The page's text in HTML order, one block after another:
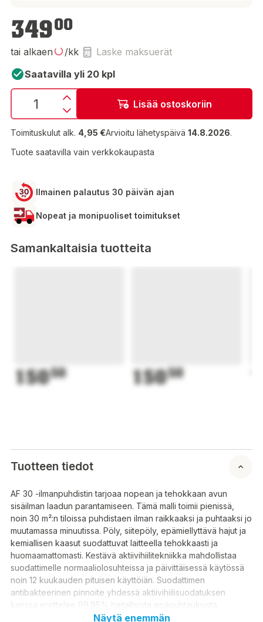
34900
tai alkaen /kk
Laske maksuerät
Saatavilla yli 20 kpl
Lisää ostoskoriin
Toimituskulut alk. 4,95 €Arvioitu lähetyspäivä 14.8.2026.
Tuote saatavilla vain verkkokaupasta
Ilmainen palautus 30 päivän ajan
Nopeat ja monipuoliset toimitukset
Samankaltaisia tuotteita
15050 15050
Tuotteen tiedot
AF 30 -ilmanpuhdistin tarjoaa nopean ja tehokkaan avun
sisäilman laadun parantamiseen. Tämä malli toimii pienissä,
noin 30 m²:n tiloissa puhdistaen ilman raikkaaksi ja puhtaaksi jo
muutamassa minuutissa. Pöly, siitepöly, epämiellyttävä hajut ja
kemiallisen kaasut suodattuvat laitteella tehokkaasti ja
huomaamattomasti. Kestävä aktiivihiilitekniikka mahdollistaa
suodattimelle normaaliolosuhteissa ja päivittäisessä käytössä
noin 12 kuukauden pituisen käyttöiän. Suodattimen
antibakteerinen pinnoite yhdessä aktiivihiilisuodatuksen
kanssa erottelee 99.95% haitallisista epäpuhtauksista
(partikkelikoko 0.3 µm). Laite on helposti liikuteltavissa
Näytä enemmän